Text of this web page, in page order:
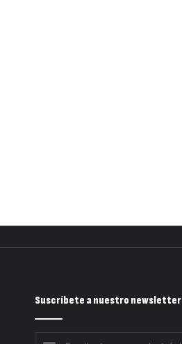
Suscríbete a nuestro newsletter